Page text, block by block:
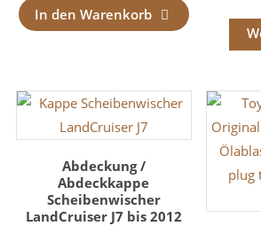
In den Warenkorb
Abdeckung /
Abdeckkappe
Scheibenwischer
LandCruiser J7 bis 2012